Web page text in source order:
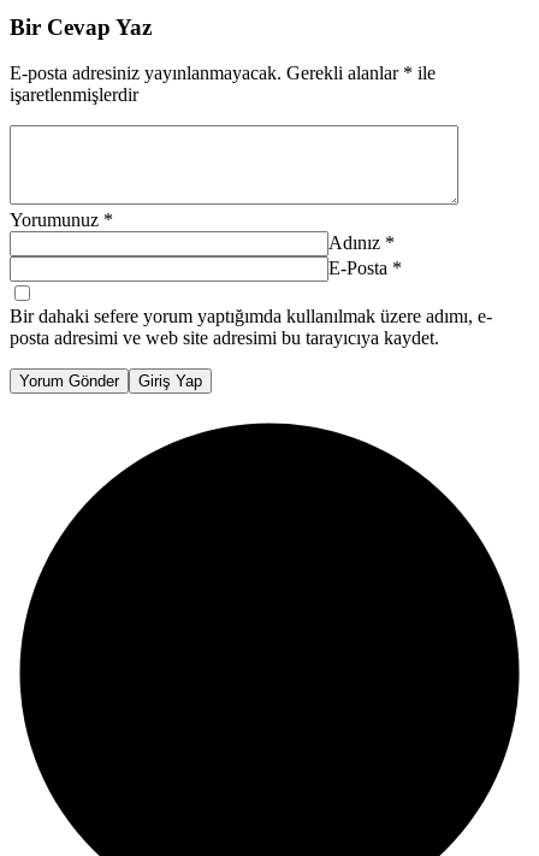
Bir Cevap Yaz
E-posta adresiniz yayınlanmayacak. Gerekli alanlar * ile
işaretlenmişlerdir
Yorumunuz *
Adınız *
E-Posta *
Bir dahaki sefere yorum yaptığımda kullanılmak üzere adımı, e-
posta adresimi ve web site adresimi bu tarayıcıya kaydet.
Yorum Gönder Giriş Yap